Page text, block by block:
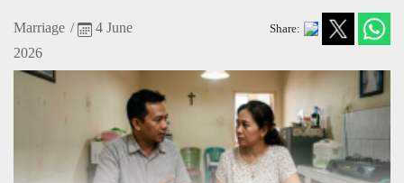
Marriage /
4 June
2026
Share: